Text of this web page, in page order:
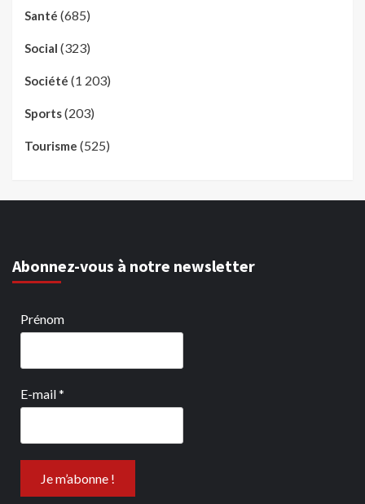
Santé (685)
Social (323)
Société (1 203)
Sports(203)
Tourisme (525)
Abonnez-vous à notre newsletter
Prénom
E-mail*